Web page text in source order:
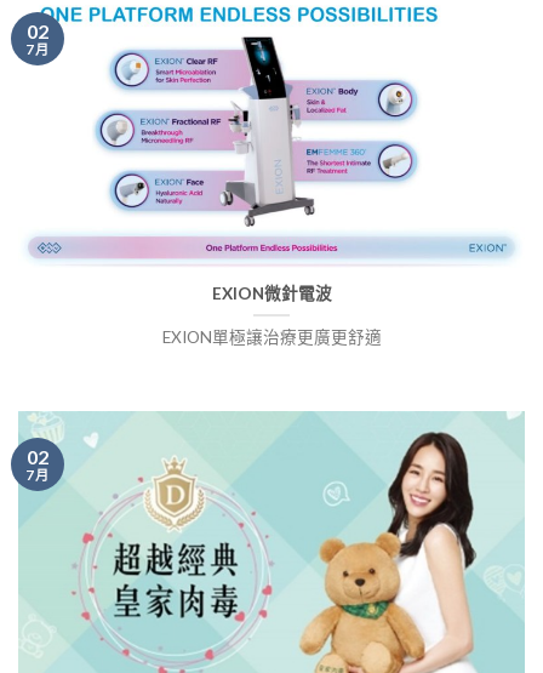
EXION微針電波
EXION單極讓治療更廣更舒適
02
7 月
02
7 月